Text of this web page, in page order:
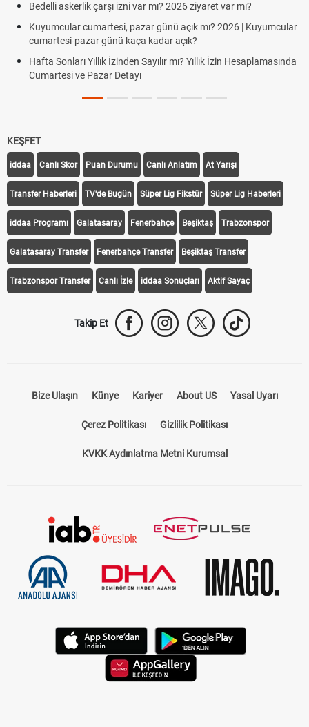
Bedelli askerlik çarşı izni var mı? 2026 ziyaret var mı?
Kuyumcular cumartesi, pazar günü açık mı? 2026 | Kuyumcular
cumartesi-pazar günü kaça kadar açık?
Hafta Sonları Yıllık İzinden Sayılır mı? Yıllık İzin Hesaplamasında
Cumartesi ve Pazar Detayı
KEŞFET
iddaa Canlı Skor Puan Durumu Canlı Anlatım At Yarışı
Transfer Haberleri TV'de Bugün Süper Lig Fikstür Süper Lig Haberleri
iddaa Programı Galatasaray Fenerbahçe Beşiktaş Trabzonspor
Galatasaray Transfer Fenerbahçe Transfer Beşiktaş Transfer
Trabzonspor Transfer Canlı İzle iddaa Sonuçları Aktif Sayaç
Takip Et
Bize Ulaşın Künye Kariyer About US Yasal Uyarı
Çerez Politikası Gizlilik Politikası
KVKK Aydınlatma Metni Kurumsal